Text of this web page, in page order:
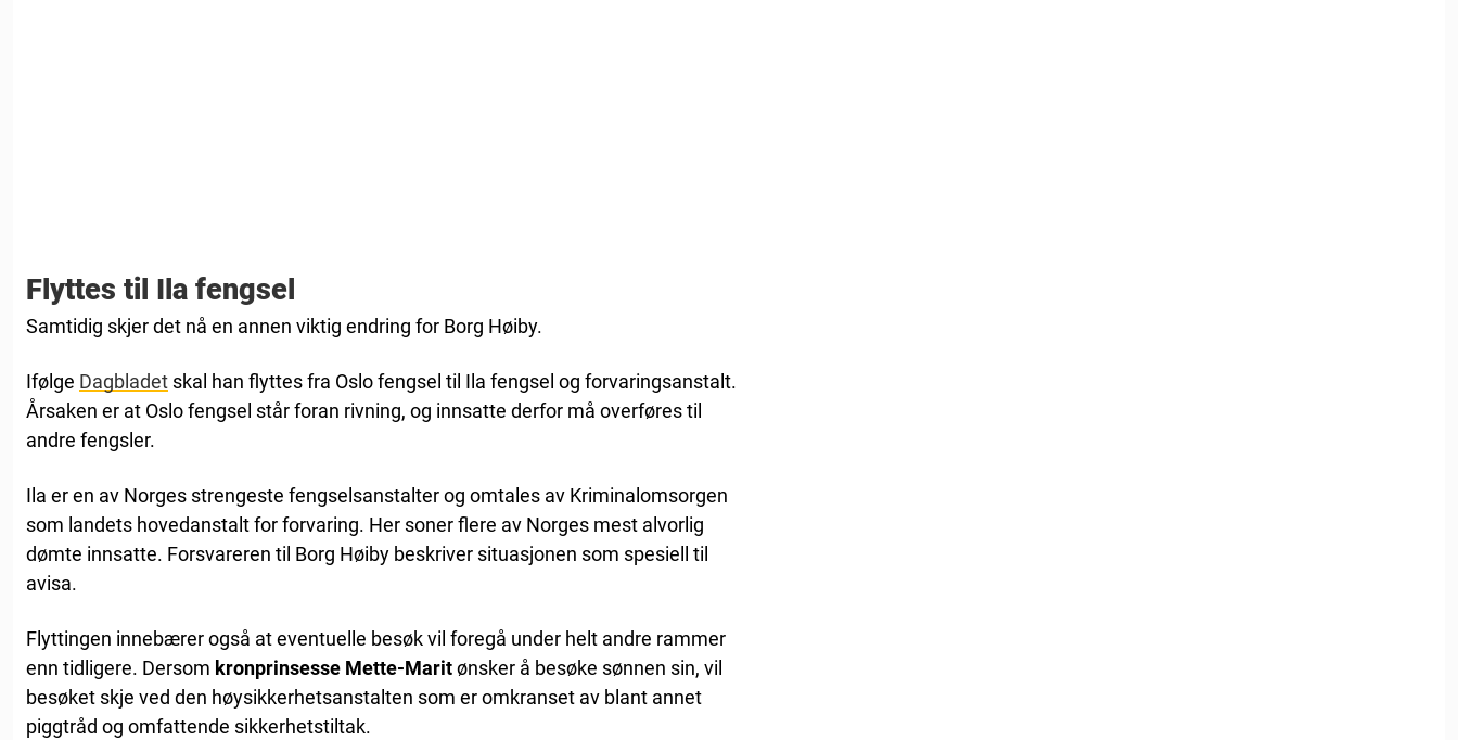
Flyttes til Ila fengsel
Samtidig skjer det nå en annen viktig endring for Borg Høiby.
Ifølge Dagbladet skal han flyttes fra Oslo fengsel til Ila fengsel og forvaringsanstalt.
Årsaken er at Oslo fengsel står foran rivning, og innsatte derfor må overføres til
andre fengsler.
Ila er en av Norges strengeste fengselsanstalter og omtales av Kriminalomsorgen
som landets hovedanstalt for forvaring. Her soner flere av Norges mest alvorlig
dømte innsatte. Forsvareren til Borg Høiby beskriver situasjonen som spesiell til
avisa.
Flyttingen innebærer også at eventuelle besøk vil foregå under helt andre rammer
enn tidligere. Dersom kronprinsesse Mette-Maritønsker å besøke sønnen sin, vil
besøket skje ved den høysikkerhetsanstalten som er omkranset av blant annet
piggtråd og omfattende sikkerhetstiltak.